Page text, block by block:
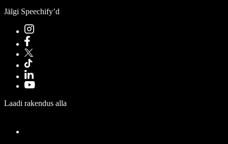
Jälgi Speechify’d
Laadi rakendus alla